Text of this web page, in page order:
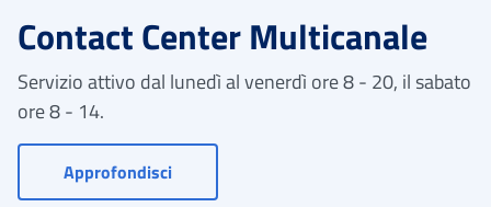
Contact Center Multicanale
Servizio attivo dal lunedì al venerdì ore 8 - 20, il sabato
ore 8 - 14.
Approfondisci- Vai a Contact Center